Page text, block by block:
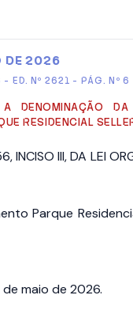
DE 2026
ED. Nº 2621 - PÁG. Nº 6
DENOMINAÇÃO
RESIDENCIAL
III, DA LEI
Parque
de maio de 2026.